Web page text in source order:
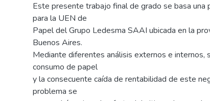
Este presente trabajo final de grado se basa una
para la UEN de
Papel del Grupo Ledesma SAAI ubicada en la
Buenos Aires.
Mediante diferentes análisis externos e internos,
consumo de papel
y la consecuente caída de rentabilidad de este
problema se